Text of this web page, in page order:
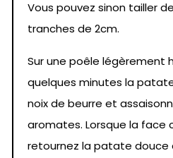
Vous pouvez sinon tailler
tranches de 2cm.
Sur une poêle légèrement
quelques minutes la
noix de beurre et
aromates. Lorsque la face
retournez la patate douce